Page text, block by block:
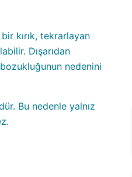
kırık, tekrarlayan
Dışarıdan
nedenini
Bu nedenle yalnız